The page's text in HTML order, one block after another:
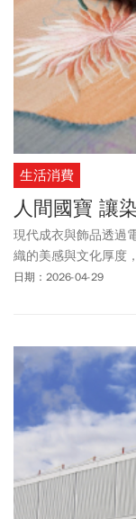
生活消費
人間國寶 讓
現代成衣與飾品透過
織的美感與文化厚度
堅守傳統，在台灣各
日期：2026-04-29